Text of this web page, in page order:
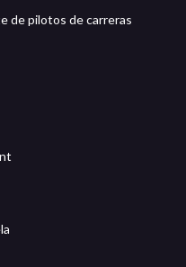
de pilotos de carreras